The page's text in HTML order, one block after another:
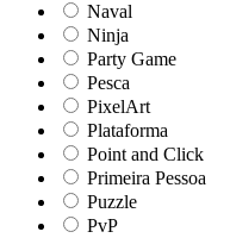
Naval
Ninja
Party Game
Pesca
PixelArt
Plataforma
Point and Click
Primeira Pessoa
Puzzle
PvP